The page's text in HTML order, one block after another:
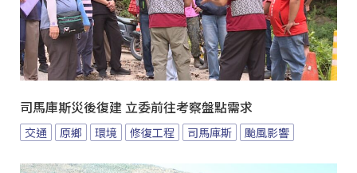
司馬庫斯災後復建 立委前往考察盤點需求
交通 原鄉 環境 修復工程 司馬庫斯 颱風影響